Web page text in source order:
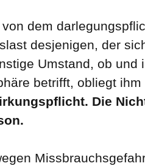
dem
desjenigen, der
Umstand, ob
betrifft, obliegt
Die